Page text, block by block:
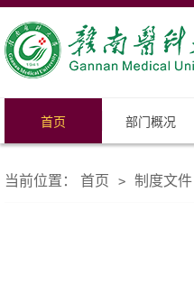
首页 部门概况
当前位置： 首页 > 制度文件